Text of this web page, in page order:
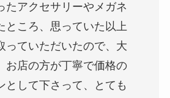
たアクセサリーやメガネ
ところ、思っていた以上
っていただいたので、大
お店の方が丁寧で価格の
として下さって、とても